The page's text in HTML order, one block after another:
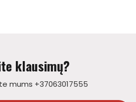
klausimų?
mums +37063017555